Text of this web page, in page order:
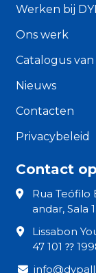
Werken bij
Ons werk
Catalogus
Nieuws
Contacten
Privacybeleid
Contact
Rua Teófilo
andar, Sala
Lissabon
47 101 ⁇